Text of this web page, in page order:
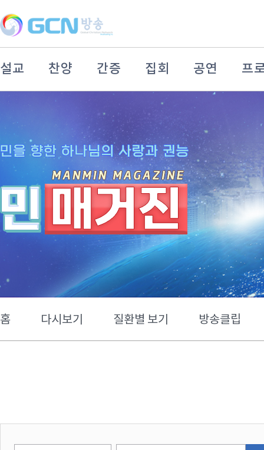
설교 찬양 간증 집회 공연 프
홈 다시보기 질환별 보기 방송클립